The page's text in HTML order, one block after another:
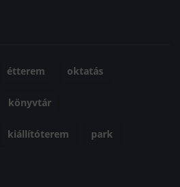
étterem oktatás
könyvtár
kiállítóterem park